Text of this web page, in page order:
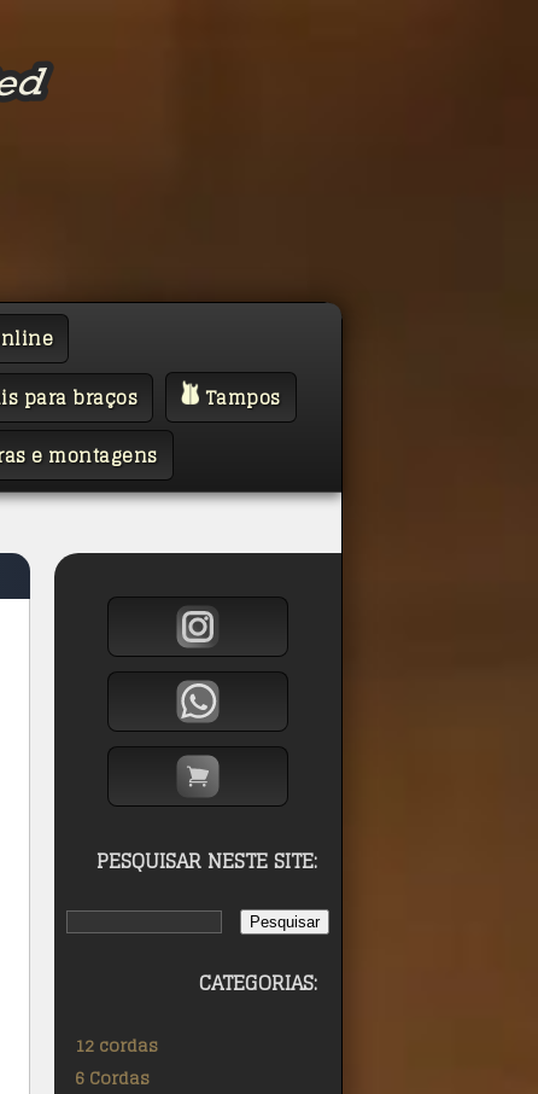
para braços
Tampos
e montagens
PESQUISAR NESTE SITE:
CATEGORIAS:
12 cordas
6 Cordas